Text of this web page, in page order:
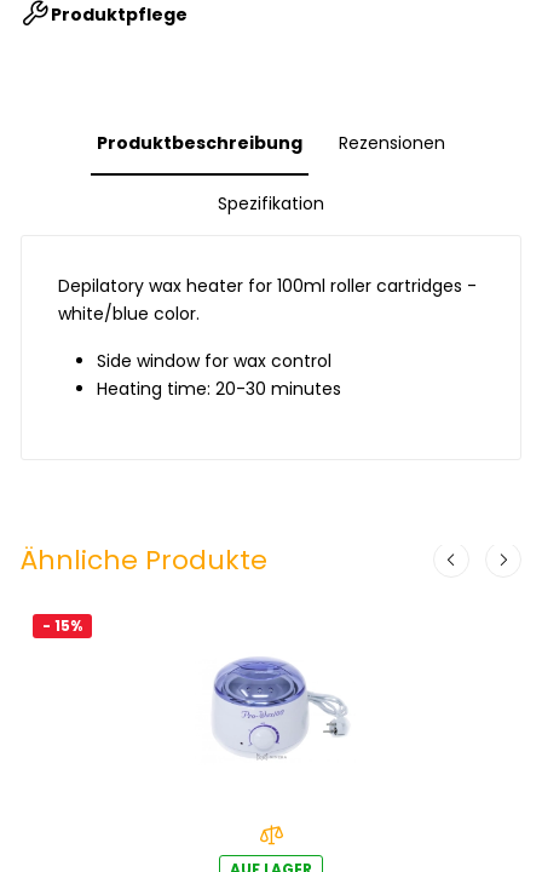
Produktpflege
Produktbeschreibung Rezensionen
Spezifikation
Depilatory wax heater for 100ml roller cartridges -
white/blue color.
Side window for wax control
Heating time: 20-30 minutes
Ähnliche Produkte
- 15%